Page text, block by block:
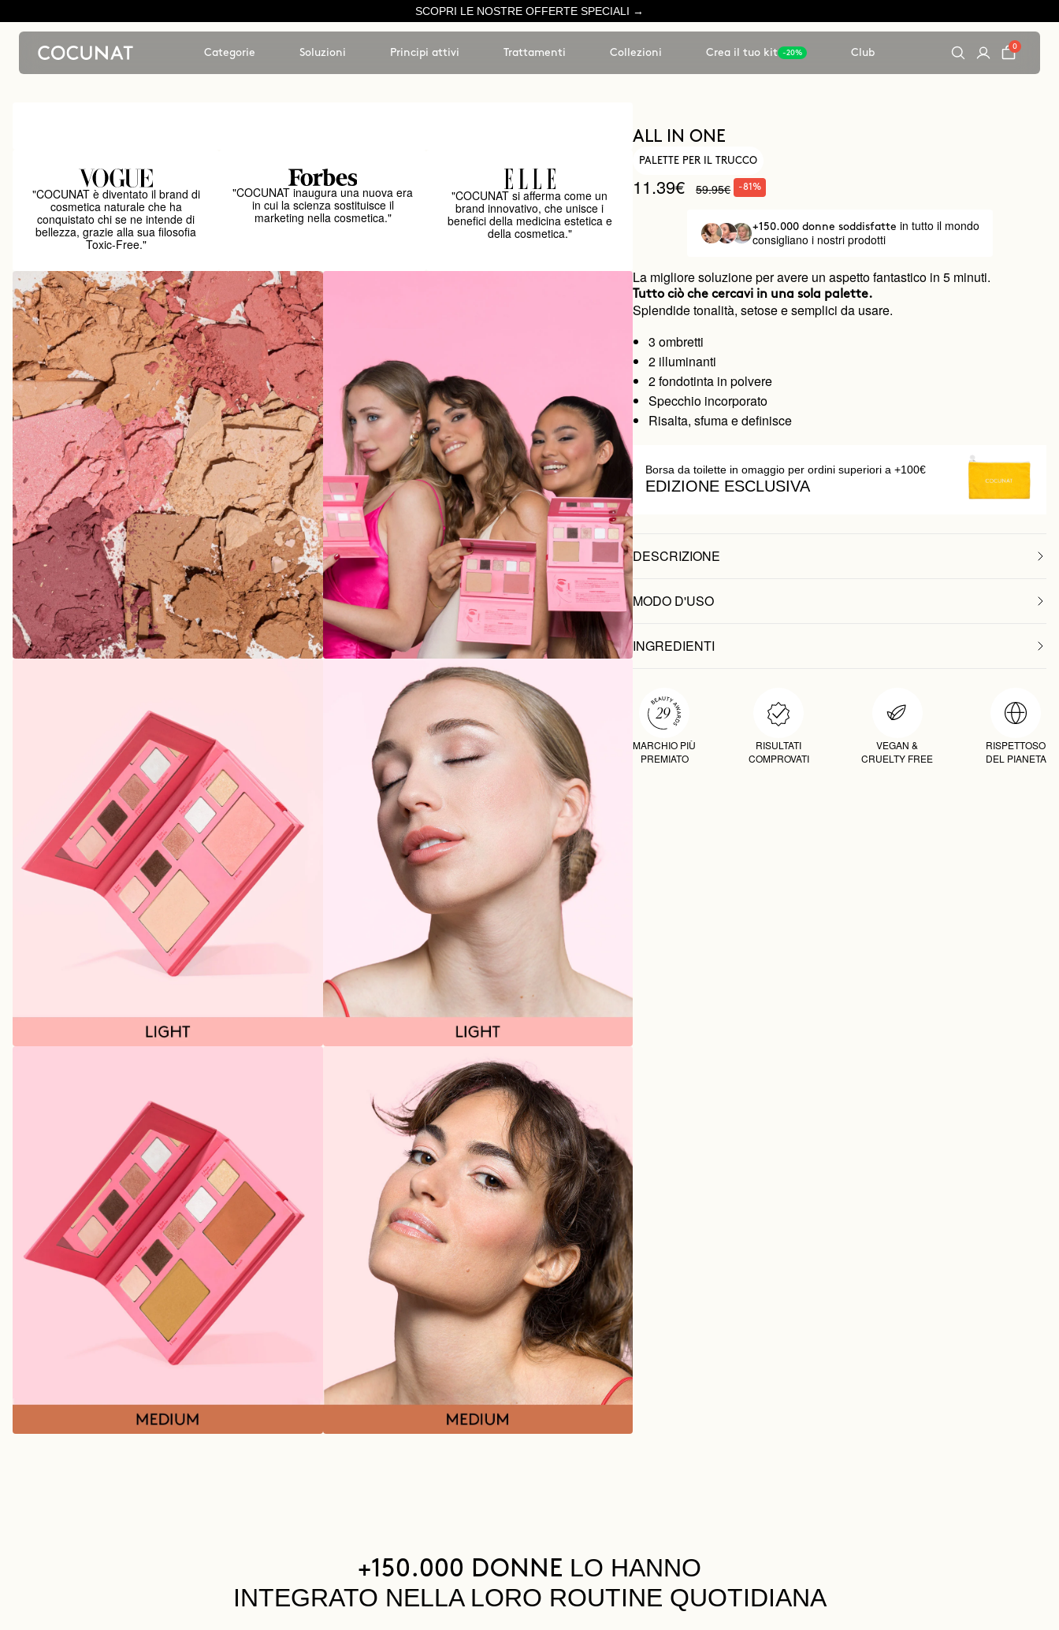
SCOPRI LE NOSTRE OFFERTE SPECIALI →
Categorie Soluzioni Principi attivi Trattamenti Collezioni Crea il tuo kit -20% Club
0
"COCUNAT è diventato il brand di
cosmetica naturale che ha
conquistato chi se ne intende di
bellezza, grazie alla sua filosofia
Toxic-Free."
"COCUNAT inaugura una nuova era
in cui la scienza sostituisce il
marketing nella cosmetica."
"COCUNAT si afferma come un
brand innovativo, che unisce i
benefici della medicina estetica e
della cosmetica."
ALL IN ONE
PALETTE PER IL TRUCCO
11.39€ 59.95€ -81%
+150.000 donne soddisfatte in tutto il mondo
consigliano i nostri prodotti
La migliore soluzione per avere un aspetto fantastico in 5 minuti.
Tutto ciò che cercavi in una sola palette.
Splendide tonalità, setose e semplici da usare.
3 ombretti
2 illuminanti
2 fondotinta in polvere
Specchio incorporato
Risalta, sfuma e definisce
Borsa da toilette in omaggio per ordini superiori a +100€
EDIZIONE ESCLUSIVA
DESCRIZIONE
MODO D'USO
INGREDIENTI
MARCHIO PIÙ
PREMIATO
RISULTATI
COMPROVATI
VEGAN &
CRUELTY FREE
RISPETTOSO
DEL PIANETA
+150.000 DONNE LO HANNO
INTEGRATO NELLA LORO ROUTINE QUOTIDIANA